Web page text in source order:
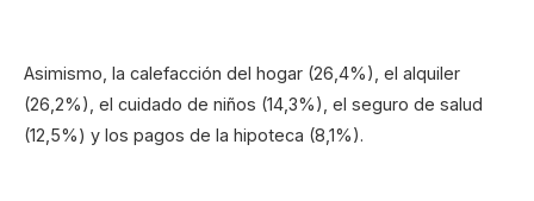
Asimismo, la calefacción del hogar (26,4%), el alquiler
(26,2%), el cuidado de niños (14,3%), el seguro de salud
(12,5%) y los pagos de la hipoteca (8,1%).